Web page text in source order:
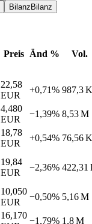
Bilanz Bilanz
Preis Änd % Vol.
22,58
EUR
+0,71% 987,3 K
4,480
EUR
−1,39% 8,53 M
18,78
EUR
+0,54% 76,56 K
19,84
EUR
−2,36% 422,31
10,050
EUR
−0,50% 5,16 M
16,170
−1,79% 1,8 M